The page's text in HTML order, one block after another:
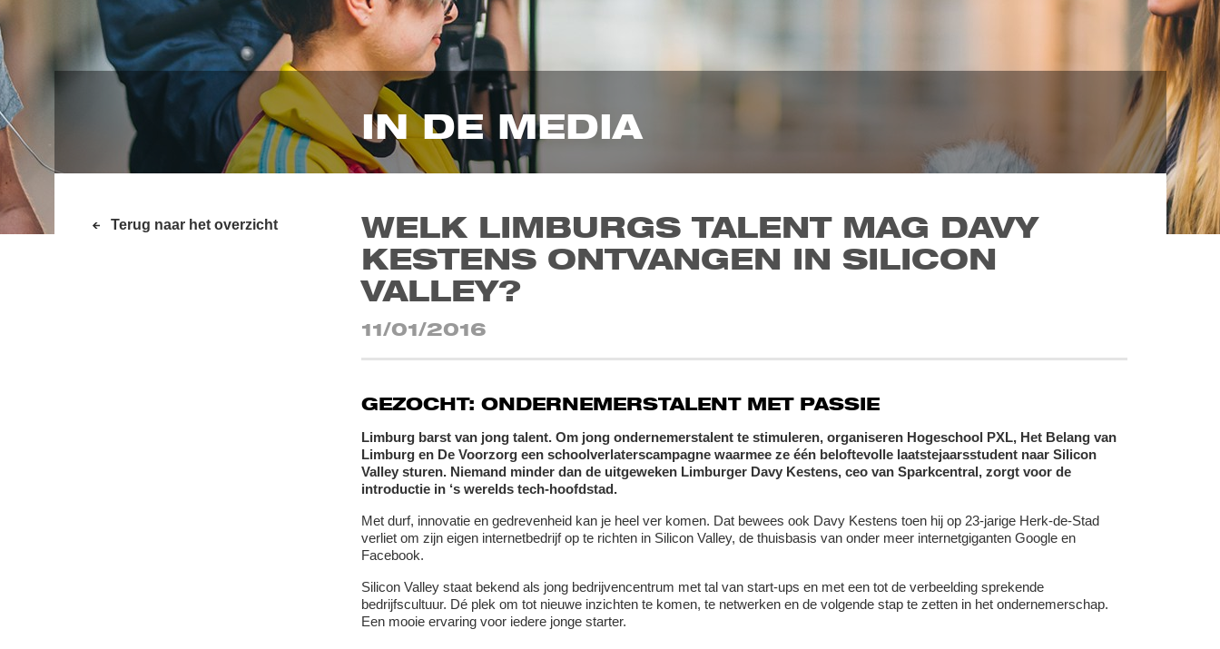
IN DE MEDIA
Terug naar het overzicht
WELK LIMBURGS TALENT MAG DAVY
KESTENS ONTVANGEN IN SILICON
VALLEY?
11/01/2016
GEZOCHT: ONDERNEMERSTALENT MET PASSIE
Limburg barst van jong talent. Om jong ondernemerstalent te stimuleren, organiseren Hogeschool PXL, Het Belang van
Limburg en De Voorzorg een schoolverlaterscampagne waarmee ze één beloftevolle laatstejaarsstudent naar Silicon
Valley sturen. Niemand minder dan de uitgeweken Limburger Davy Kestens, ceo van Sparkcentral, zorgt voor de
introductie in ‘s werelds tech-hoofdstad.
Met durf, innovatie en gedrevenheid kan je heel ver komen. Dat bewees ook Davy Kestens toen hij op 23-jarige Herk-de-Stad
verliet om zijn eigen internetbedrijf op te richten in Silicon Valley, de thuisbasis van onder meer internetgiganten Google en
Facebook.
Silicon Valley staat bekend als jong bedrijvencentrum met tal van start-ups en met een tot de verbeelding sprekende
bedrijfscultuur. Dé plek om tot nieuwe inzichten te komen, te netwerken en de volgende stap te zetten in het ondernemerschap.
Een mooie ervaring voor iedere jonge starter.